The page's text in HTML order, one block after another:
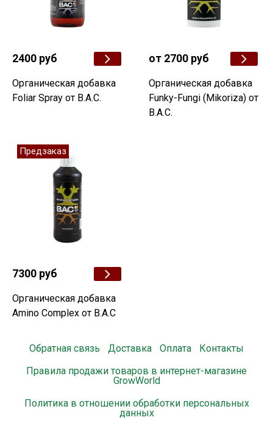
2400 руб
Органическая добавка
Foliar Spray от B.A.C.
от 2700 руб
Органическая добавка
Funky-Fungi (Mikoriza) от
B.A.C.
Предзаказ
7300 руб
Органическая добавка
Amino Complex от B.A.C
Обратная связь Доставка Оплата
Контакты
Правила продажи товаров в интернет-магазине
GrowWorld
Политика в отношении обработки персональных
данных